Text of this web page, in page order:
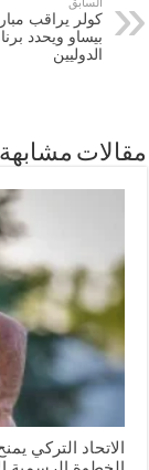
السابق
كولر يراقب
بيساو ويحدد
الدوليين
مقالات مشابهة
الاتحاد التركي